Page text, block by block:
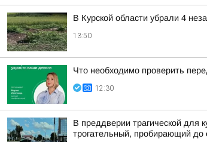
В Курской области убрали 4
13:50
Что необходимо проверить
12:30
В преддверии трагической для
трогательный, пробирающий до